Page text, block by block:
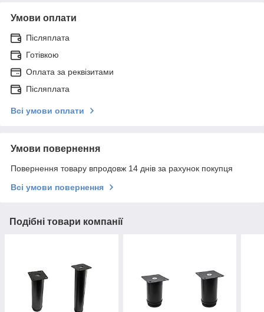
Умови оплати
Післяплата
Готівкою
Оплата за реквізитами
Післяплата
Всі умови оплати
Умови повернення
Повернення товару впродовж 14 днів за рахунок покупця
Всі умови повернення
Подібні товари компанії